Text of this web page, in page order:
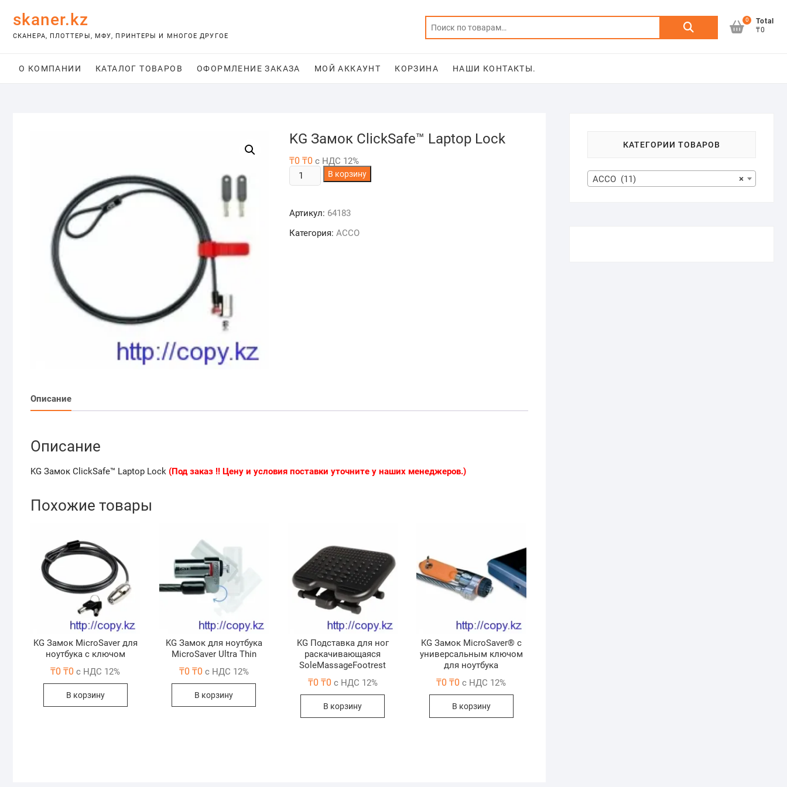
content
skaner.kz
СКАНЕРА, ПЛОТТЕРЫ, МФУ, ПРИНТЕРЫ И МНОГОЕ ДРУГОЕ
Искать: 0
Total
₸0
О КОМПАНИИ КАТАЛОГ ТОВАРОВ ОФОРМЛЕНИЕ ЗАКАЗА МОЙ АККАУНТ КОРЗИНА НАШИ КОНТАКТЫ.
KG Замок ClickSafe™ Laptop Lock
₸0 ₸0 с НДС 12%
Количество
товара
Замок
ClickSafe™
В корзину
Артикул: 64183
Категория: ACCO
Описание
Описание
KG Замок ClickSafe™ Laptop Lock (Под заказ !! Цену и условия поставки уточните у наших менеджеров.)
Похожие товары
KG Замок MicroSaver для
ноутбука с ключом
₸0 ₸0 с НДС 12%
В корзину
KG Замок для ноутбука
MicroSaver Ultra Thin
₸0 ₸0 с НДС 12%
В корзину
KG Подставка для ног
раскачивающаяся
SoleMassageFootrest
₸0 ₸0 с НДС 12%
В корзину
KG Замок MicroSaver® с
универсальным ключом
для ноутбука
₸0 ₸0 с НДС 12%
В корзину
КАТЕГОРИИ ТОВАРОВ
×
ACCO (11)